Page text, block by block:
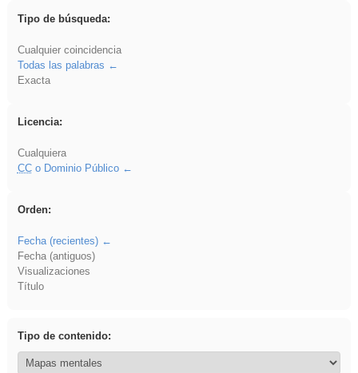
Tipo de búsqueda:
Cualquier coincidencia
Todas las palabras
Exacta
Licencia:
Cualquiera
CCo Dominio Público
Orden:
Fecha (recientes)
Fecha (antiguos)
Visualizaciones
Título
Tipo de contenido: